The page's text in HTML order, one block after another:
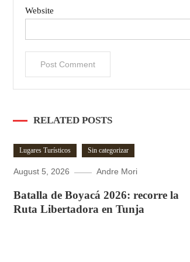
Website
RELATED POSTS
Lugares Turísticos Sin categorizar
August 5, 2026 Andre Mori
Batalla de Boyacá 2026: recorre la
Ruta Libertadora en Tunja